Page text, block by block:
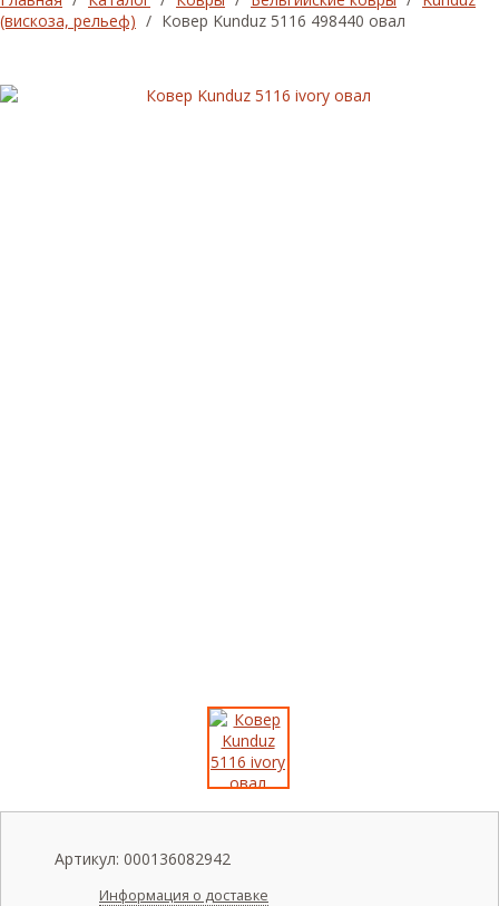
(вискоза, рельеф) / Ковер Kunduz 5116 498440 овал
Артикул: 000136082942
Информация о доставке